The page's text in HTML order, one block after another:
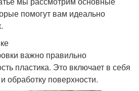
помогут вам идеально
важно правильно
пластика. Это включает в себя
обработку поверхности.